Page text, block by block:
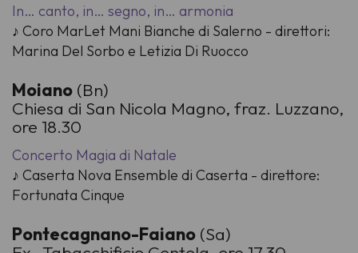
In… canto, in… segno, in… armonia
♪ Coro MarLet Mani Bianche di Salerno - direttori:
Marina Del Sorbo e Letizia Di Ruocco
Moiano (Bn)
Chiesa di San Nicola Magno, fraz. Luzzano,
ore 18.30
Concerto Magia di Natale
♪ Caserta Nova Ensemble di Caserta - direttore:
Fortunata Cinque
Pontecagnano-Faiano (Sa)